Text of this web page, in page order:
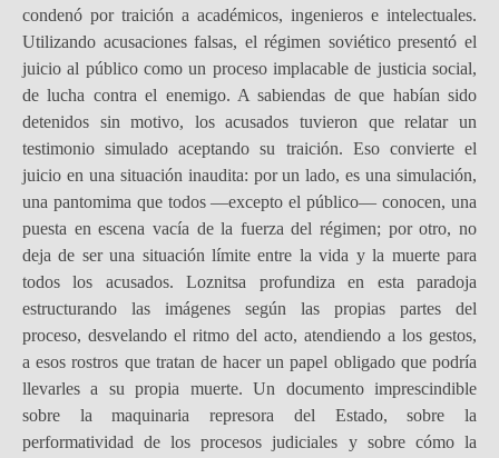
condenó por traición a académicos, ingenieros e intelectuales.
Utilizando acusaciones falsas, el régimen soviético presentó el
juicio al público como un proceso implacable de justicia social,
de lucha contra el enemigo. A sabiendas de que habían sido
detenidos sin motivo, los acusados tuvieron que relatar un
testimonio simulado aceptando su traición. Eso convierte el
juicio en una situación inaudita: por un lado, es una simulación,
una pantomima que todos —excepto el público— conocen, una
puesta en escena vacía de la fuerza del régimen; por otro, no
deja de ser una situación límite entre la vida y la muerte para
todos los acusados. Loznitsa profundiza en esta paradoja
estructurando las imágenes según las propias partes del
proceso, desvelando el ritmo del acto, atendiendo a los gestos,
a esos rostros que tratan de hacer un papel obligado que podría
llevarles a su propia muerte. Un documento imprescindible
sobre la maquinaria represora del Estado, sobre la
performatividad de los procesos judiciales y sobre cómo la